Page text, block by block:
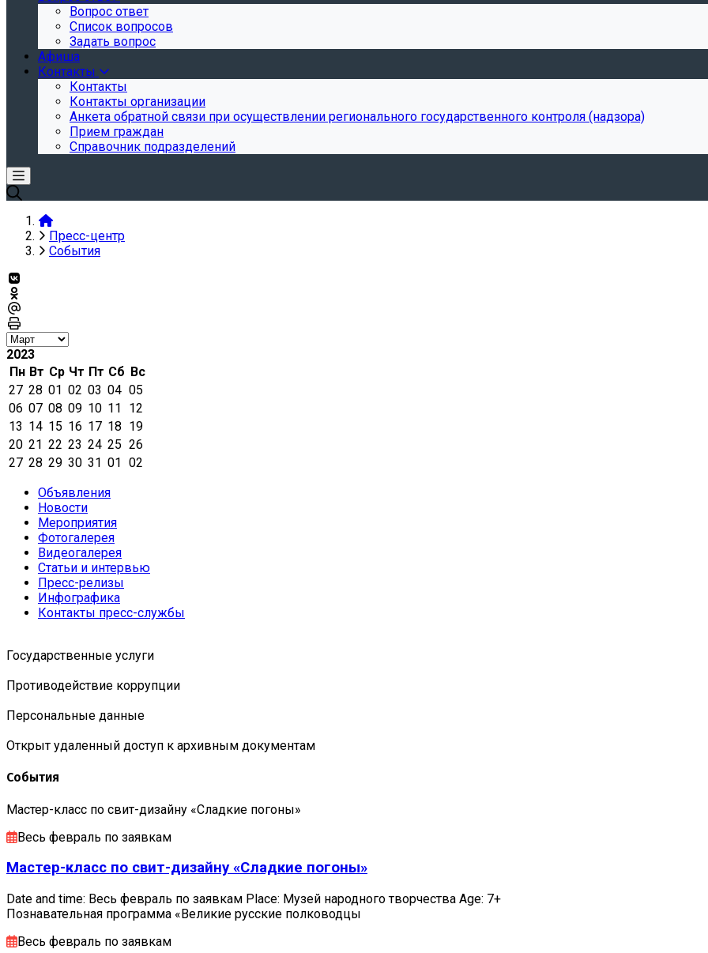
Вопрос ответ
Список вопросов
Задать вопрос
Афиша
Контакты
Контакты
Контакты организации
Анкета обратной связи при осуществлении регионального государственного контроля (надзора)
Прием граждан
Справочник подразделений
Пресс-центр
События
2023
Пн Вт Ср Чт Пт Сб Вс
27 28 01 02 03 04 05
06 07 08 09 10 11
12
13 14 15 16 17 18 19
20 21 22 23 24 25 26
27 28 29 30 31 01 02
Объявления
Новости
Мероприятия
Фотогалерея
Видеогалерея
Статьи и интервью
Пресс-релизы
Инфографика
Контакты пресс-службы
Государственные услуги
Противодействие коррупции
Персональные данные
Открыт удаленный доступ к архивным документам
События
Мастер-класс по свит-дизайну «Сладкие погоны»
Весь февраль по заявкам
Мастер-класс по свит-дизайну «Сладкие погоны»
Date and time: Весь февраль по заявкам Place: Музей народного творчества Age: 7+
Познавательная программа «Великие русские полководцы
Весь февраль по заявкам